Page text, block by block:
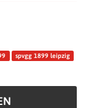
spvgg 1899 leipzig